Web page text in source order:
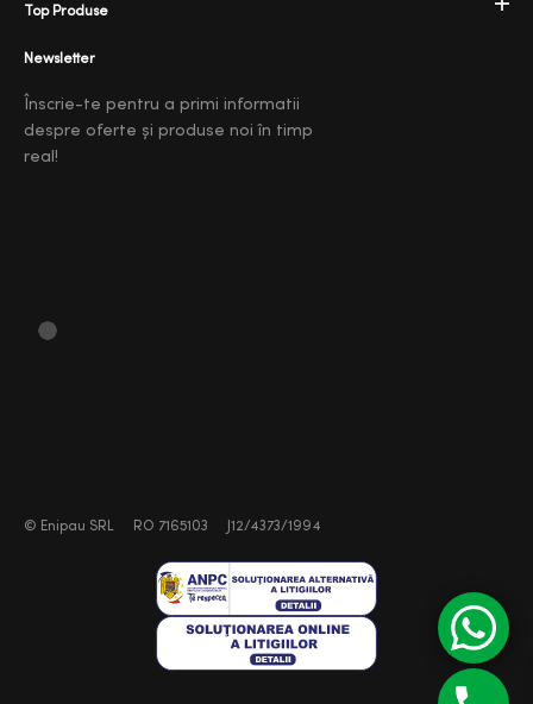
Top Produse
Newsletter
Înscrie-te pentru a primi informatii
despre oferte și produse noi în timp
real!
© Enipau SRL RO 7165103 J12/4373/1994